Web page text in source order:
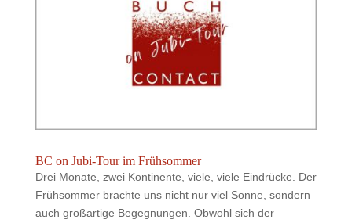
BC on Jubi-Tour im Frühsommer
Drei Monate, zwei Kontinente, viele, viele Eindrücke. Der
Frühsommer brachte uns nicht nur viel Sonne, sondern
auch großartige Begegnungen. Obwohl sich der